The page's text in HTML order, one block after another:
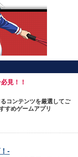
見！！
コンテンツを厳選してご
すめゲームアプリ
-